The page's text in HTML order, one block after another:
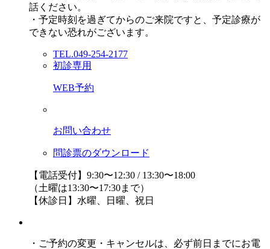
話ください。
・予定時刻を過ぎてからのご来院ですと、予定診療が
できない恐れがございます。
TEL.049-254-2177
初診専用
WEB予約
お問い合わせ
問診票のダウンロード
【電話受付】9:30〜12:30 / 13:30〜18:00
（土曜は13:30〜17:30まで）
【休診日】水曜、日曜、祝日
・ご予約の変更・キャンセルは、必ず前日までにお電